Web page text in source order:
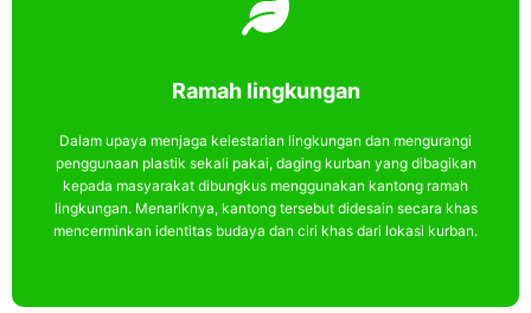
Ramah lingkungan
Dalam upaya menjaga kelestarian lingkungan dan mengurangi
penggunaan plastik sekali pakai, daging kurban yang dibagikan
kepada masyarakat dibungkus menggunakan kantong ramah
lingkungan. Menariknya, kantong tersebut didesain secara khas
mencerminkan identitas budaya dan ciri khas dari lokasi kurban.
Ramah lingkungan
Dalam upaya menjaga kelestarian lingkungan dan mengurangi
penggunaan plastik sekali pakai, daging kurban yang dibagikan
kepada masyarakat dibungkus menggunakan kantong ramah
lingkungan. Menariknya, kantong tersebut didesain secara khas
mencerminkan identitas budaya dan ciri khas dari lokasi kurban.